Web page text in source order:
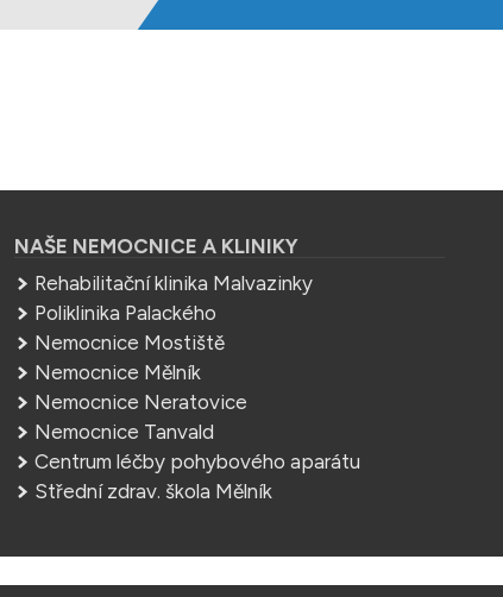
NAŠE NEMOCNICE A KLINIKY
Rehabilitační klinika Malvazinky
Poliklinika Palackého
Nemocnice Mostiště
Nemocnice Mělník
Nemocnice Neratovice
Nemocnice Tanvald
Centrum léčby pohybového aparátu
Střední zdrav. škola Mělník